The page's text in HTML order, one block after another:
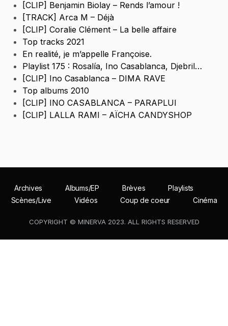
[CLIP] Benjamin Biolay – Rends l’amour !
[TRACK] Arca M – Déjà
[CLIP] Coralie Clément – La belle affaire
Top tracks 2021
En realité, je m’appelle Françoise.
Playlist 175 : Rosalía, Ino Casablanca, Djebril…
[CLIP] Ino Casablanca – DIMA RAVE
Top albums 2010
[CLIP] INO CASABLANCA – PARAPLUI
[CLIP] LALLA RAMI – AÏCHA CANDYSHOP
Archives Albums/EP Brèves
Playlists
Scènes/Live
Vidéos Coup de coeur Cinéma
COPYRIGHT © MINERVA 2023. ALL RIGHTS RESERVED